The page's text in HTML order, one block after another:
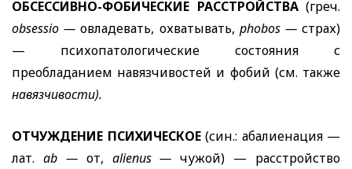
ОБСЕССИВНО-ФОБИЧЕСКИЕ РАССТРОЙСТВА (греч.
obsessio —овладевать, охватывать, phobos—страх)
— психопатологические состояния с
преобладанием навязчивостей и фобий (см. также
навязчивости).
ОТЧУЖДЕНИЕ ПСИХИЧЕСКОЕ (син.: абалиенация —
лат. ab— от, alienus—чужой) — расстройство